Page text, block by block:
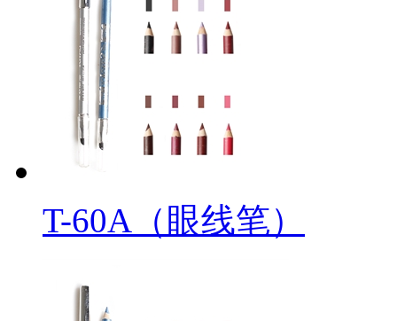
T-60A（眼线笔）